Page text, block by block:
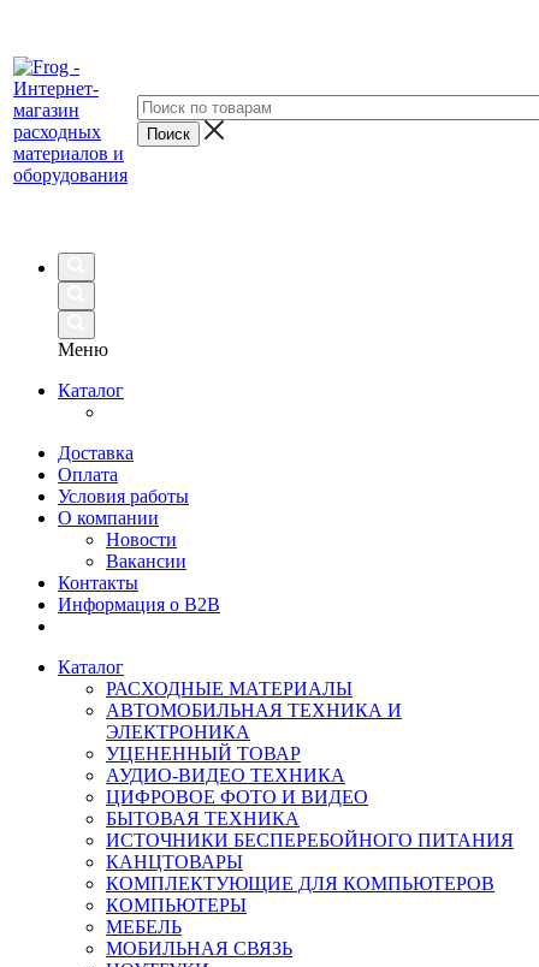
Меню
Каталог
Доставка
Оплата
Условия работы
О компании
Новости
Вакансии
Контакты
Информация о B2B
Каталог
РАСХОДНЫЕ МАТЕРИАЛЫ
АВТОМОБИЛЬНАЯ ТЕХНИКА И
ЭЛЕКТРОНИКА
УЦЕНЕННЫЙ ТОВАР
АУДИО-ВИДЕО ТЕХНИКА
ЦИФРОВОЕ ФОТО И ВИДЕО
БЫТОВАЯ ТЕХНИКА
ИСТОЧНИКИ БЕСПЕРЕБОЙНОГО ПИТАНИЯ
КАНЦТОВАРЫ
КОМПЛЕКТУЮЩИЕ ДЛЯ КОМПЬЮТЕРОВ
КОМПЬЮТЕРЫ
МЕБЕЛЬ
МОБИЛЬНАЯ СВЯЗЬ